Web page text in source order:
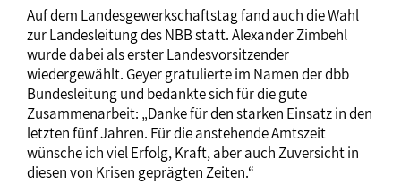
Auf dem Landesgewerkschaftstag fand auch die Wahl
zur Landesleitung des NBB statt. Alexander Zimbehl
wurde dabei als erster Landesvorsitzender
wiedergewählt. Geyer gratulierte im Namen der dbb
Bundesleitung und bedankte sich für die gute
Zusammenarbeit: „Danke für den starken Einsatz in den
letzten fünf Jahren. Für die anstehende Amtszeit
wünsche ich viel Erfolg, Kraft, aber auch Zuversicht in
diesen von Krisen geprägten Zeiten.“